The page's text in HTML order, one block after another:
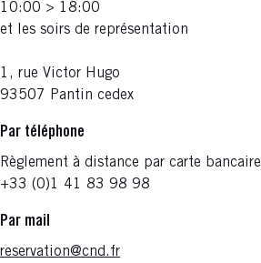
10:00 > 18:00
et les soirs de représentation
1, rue Victor Hugo
93507 Pantin cedex
Par téléphone
Règlement à distance par carte bancaire
+33 (0)1 41 83 98 98
Par mail
reservation@cnd.fr